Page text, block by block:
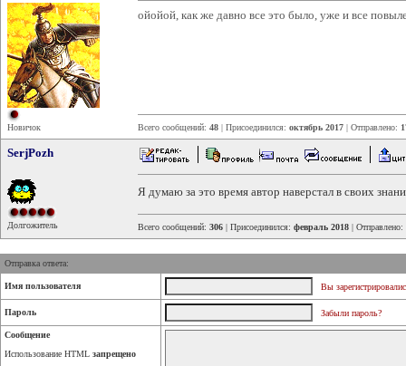
Новичок
ойойой, как же давно все это было, уже и все
Всего сообщений: 48 | Присоединился: октябрь 2017 | Отправлено:
SerjPozh
Долгожитель
Я думаю за это время автор наверстал в своих
Всего сообщений: 306 | Присоединился: февраль 2018 | Отправлено:
Отправка ответа:
Имя пользователя Вы
Пароль Забыли пароль?
Сообщение
Использование HTML запрещено